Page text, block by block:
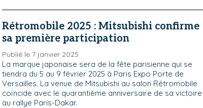
Rétromobile 2025 : Mitsubishi confirme
sa première participation
Publié le 7 janvier 2025
La marque japonaise sera de la fête parisienne qui se
tiendra du 5 au 9 février 2025 à Paris Expo Porte de
Versailles. La venue de Mitsubishi au salon Rétromobile
coïncide avec le quarantième anniversaire de sa victoire
au rallye Paris-Dakar.